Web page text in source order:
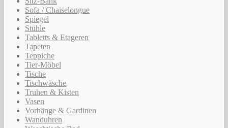
Sofa / Chaiselongue
Spiegel
Stühle
Tabletts & Etageren
Tapeten
Teppiche
Tier-Möbel
Tische
Tischwäsche
Truhen & Kisten
Vasen
Vorhänge & Gardinen
Wanduhren